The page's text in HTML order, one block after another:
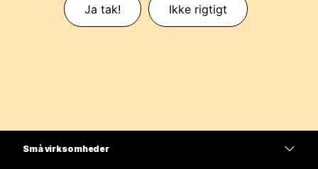
Ja tak! Ikke rigtigt
Små virksomheder